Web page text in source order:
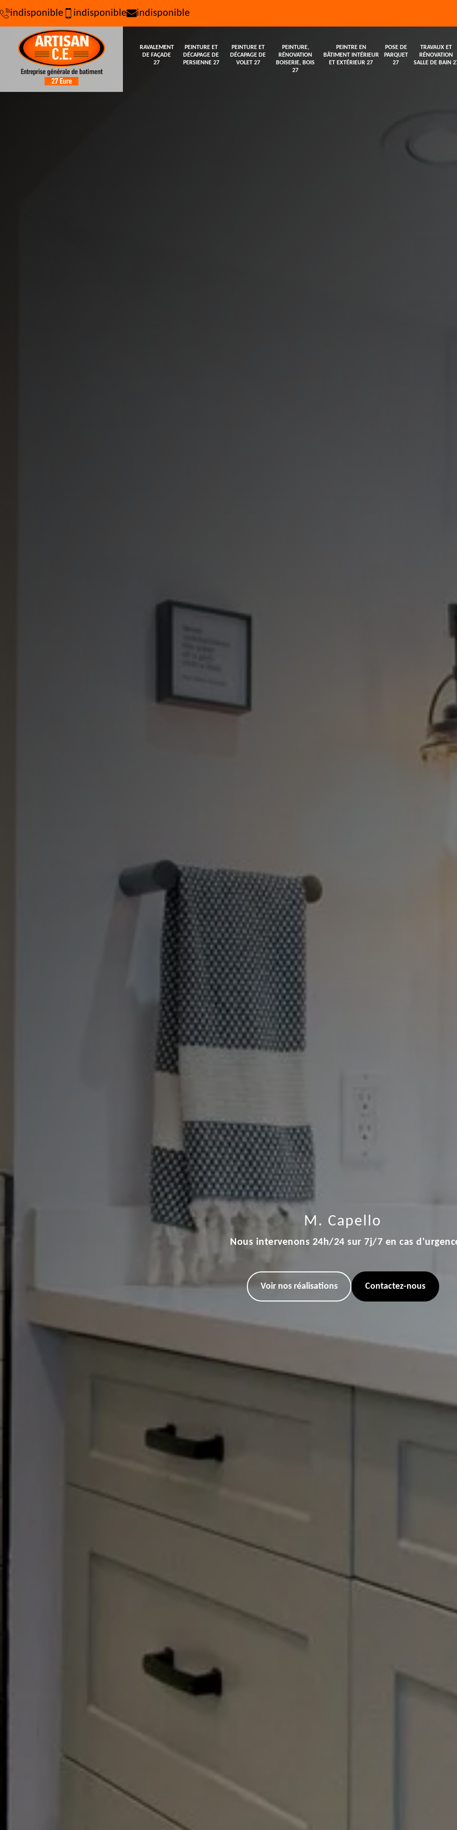
indisponible indisponible indisponible
RAVALEMENT
DE FAÇADE
27
PEINTURE ET
DÉCAPAGE DE
PERSIENNE 27
PEINTURE ET
DÉCAPAGE DE
VOLET 27
PEINTURE,
RÉNOVATION
BOISERIE, BOIS
27
PEINTRE EN
BÂTIMENT INTÉRIEUR
ET EXTÉRIEUR 27
POSE DE
PARQUET
27
TRAVAUX ET
RÉNOVATION
SALLE DE BAIN
M. Capello
Nous intervenons 24h/24 sur 7j/7 en cas
Voir nos réalisations Contactez-nous